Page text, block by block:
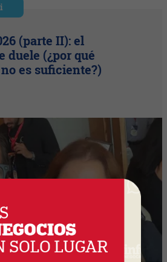
(parte II): el
duele (¿por qué
es suficiente?)